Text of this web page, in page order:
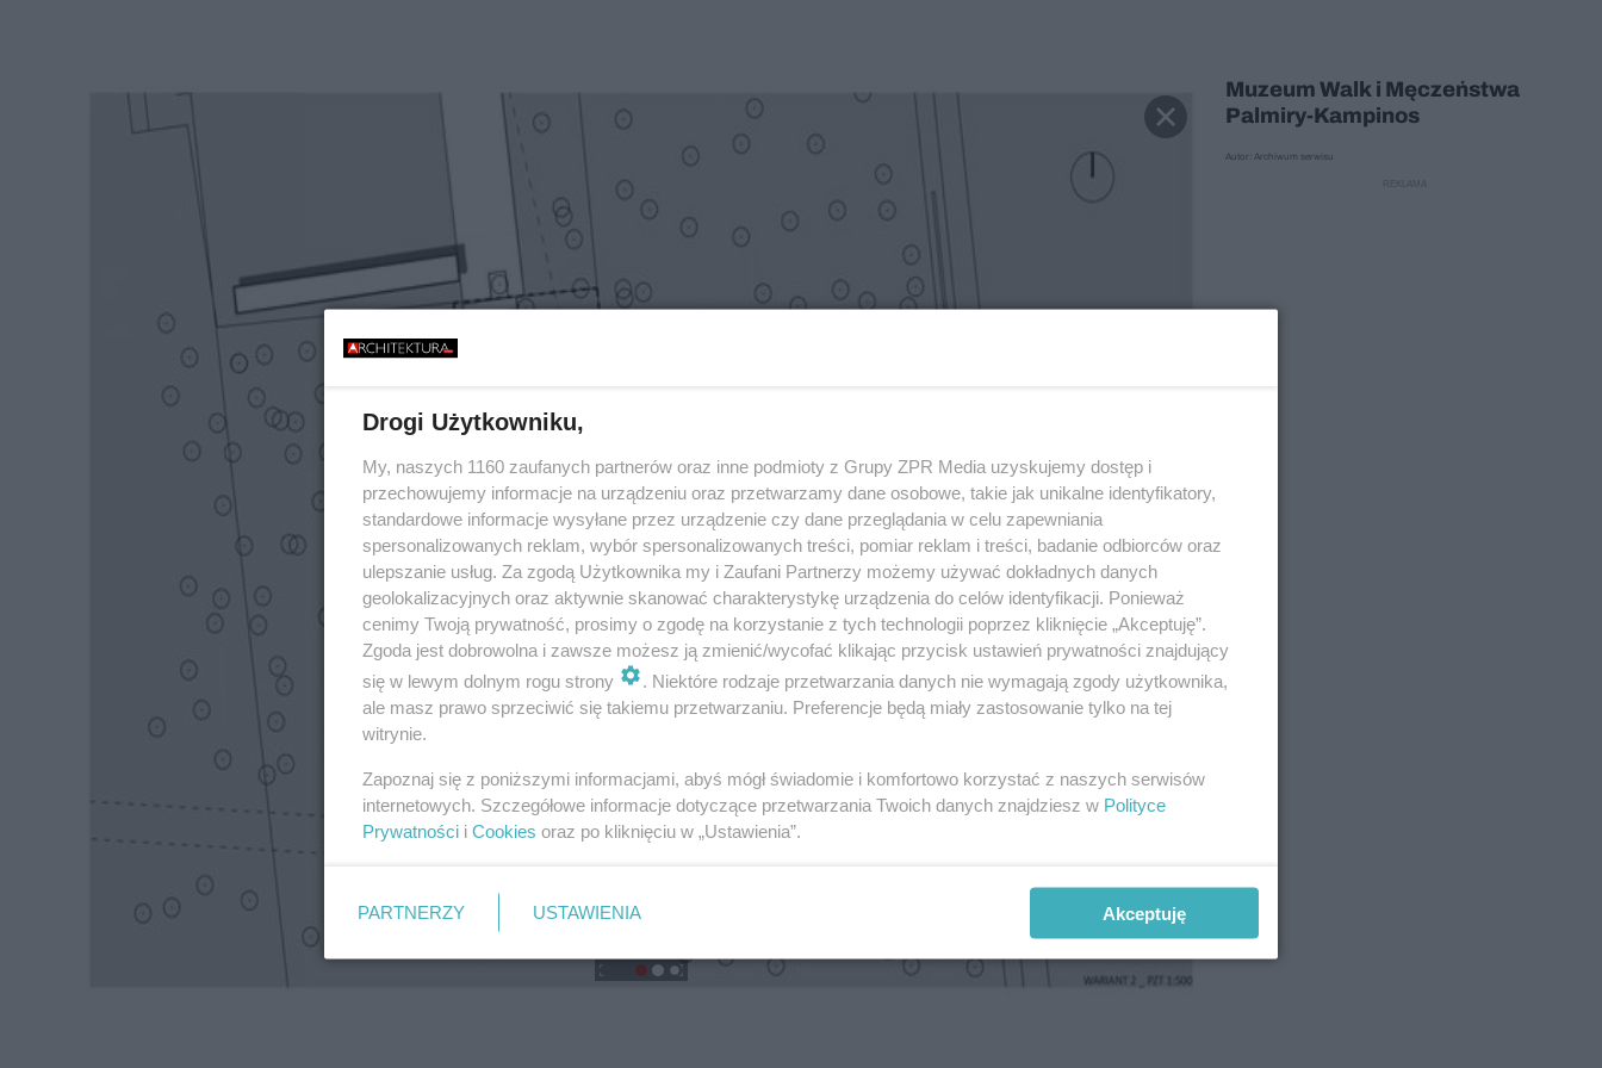
Muzeum Walk i Męczeństwa
Palmiry-Kampinos
Autor: Archiwum serwisu
Drogi Użytkowniku,
My, naszych 1160 zaufanych partnerów oraz inne podmioty z Grupy ZPR Media uzyskujemy dostęp i
przechowujemy informacje na urządzeniu oraz przetwarzamy dane osobowe, takie jak unikalne identyfikatory,
standardowe informacje wysyłane przez urządzenie czy dane przeglądania w celu zapewniania
spersonalizowanych reklam, wybór spersonalizowanych treści, pomiar reklam i treści, badanie odbiorców oraz
ulepszanie usług. Za zgodą Użytkownika my i Zaufani Partnerzy możemy używać dokładnych danych
geolokalizacyjnych oraz aktywnie skanować charakterystykę urządzenia do celów identyfikacji. Ponieważ
cenimy Twoją prywatność, prosimy o zgodę na korzystanie z tych technologii poprzez kliknięcie „Akceptuję”.
Zgoda jest dobrowolna i zawsze możesz ją zmienić/wycofać klikając przycisk ustawień prywatności znajdujący
się w lewym dolnym rogu strony
. Niektóre rodzaje przetwarzania danych nie wymagają zgody użytkownika,
ale masz prawo sprzeciwić się takiemu przetwarzaniu. Preferencje będą miały zastosowanie tylko na tej
witrynie.
Zapoznaj się z poniższymi informacjami, abyś mógł świadomie i komfortowo korzystać z naszych serwisów
internetowych. Szczegółowe informacje dotyczące przetwarzania Twoich danych znajdziesz w Polityce
Prywatności i Cookies oraz po kliknięciu w „Ustawienia”.
PARTNERZY USTAWIENIA Akceptuję